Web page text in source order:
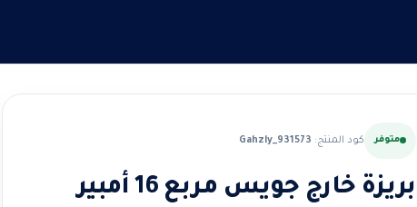
متوفر كود المنتج: Gahzly_931573
بريزة خارج جويس مربع 16 أمبير